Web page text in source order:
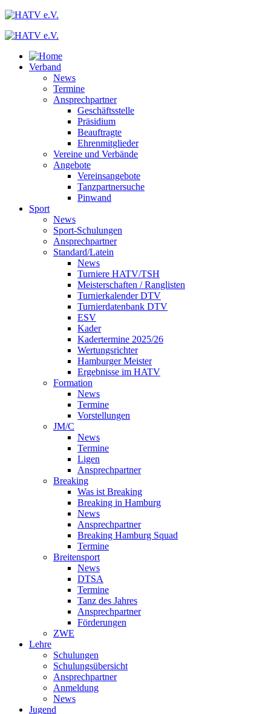
Verband
News
Termine
Ansprechpartner
Geschäftsstelle
Präsidium
Beauftragte
Ehrenmitglieder
Vereine und Verbände
Angebote
Vereinsangebote
Tanzpartnersuche
Pinwand
Sport
News
Sport-Schulungen
Ansprechpartner
Standard/Latein
News
Turniere HATV/TSH
Meisterschaften / Ranglisten
Turnierkalender DTV
Turnierdatenbank DTV
ESV
Kader
Kadertermine 2025/26
Wertungsrichter
Hamburger Meister
Ergebnisse im HATV
Formation
News
Termine
Vorstellungen
JM/C
News
Termine
Ligen
Ansprechpartner
Breaking
Was ist Breaking
Breaking in Hamburg
News
Ansprechpartner
Breaking Hamburg Squad
Termine
Breitensport
News
DTSA
Termine
Tanz des Jahres
Ansprechpartner
Förderungen
ZWE
Lehre
Schulungen
Schulungsübersicht
Ansprechpartner
Anmeldung
News
Jugend